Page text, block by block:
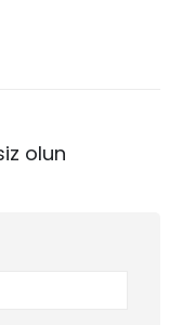
olun